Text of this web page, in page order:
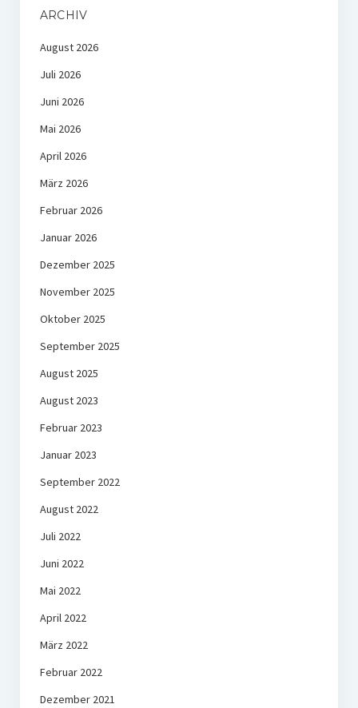
ARCHIV
August 2026
Juli 2026
Juni 2026
Mai 2026
April 2026
März 2026
Februar 2026
Januar 2026
Dezember 2025
November 2025
Oktober 2025
September 2025
August 2025
August 2023
Februar 2023
Januar 2023
September 2022
August 2022
Juli 2022
Juni 2022
Mai 2022
April 2022
März 2022
Februar 2022
Dezember 2021